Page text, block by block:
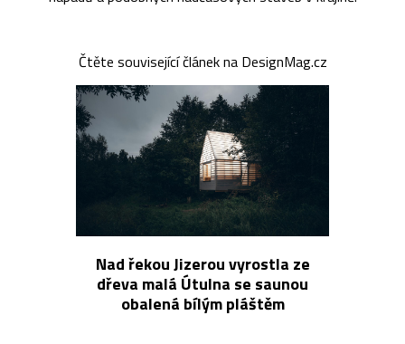
Čtěte související článek na DesignMag.cz
Nad řekou Jizerou vyrostla ze
dřeva malá Útulna se saunou
obalená bílým pláštěm